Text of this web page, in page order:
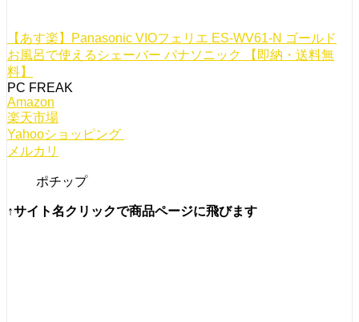
【あす楽】Panasonic VIOフェリエ ES-WV61-N ゴールド
お風呂で使えるシェーバー パナソニック 【即納・送料無
料】
PC FREAK
Amazon
楽天市場
Yahooショッピング
メルカリ
ポチップ
↑サイト名クリックで商品ページに飛びます